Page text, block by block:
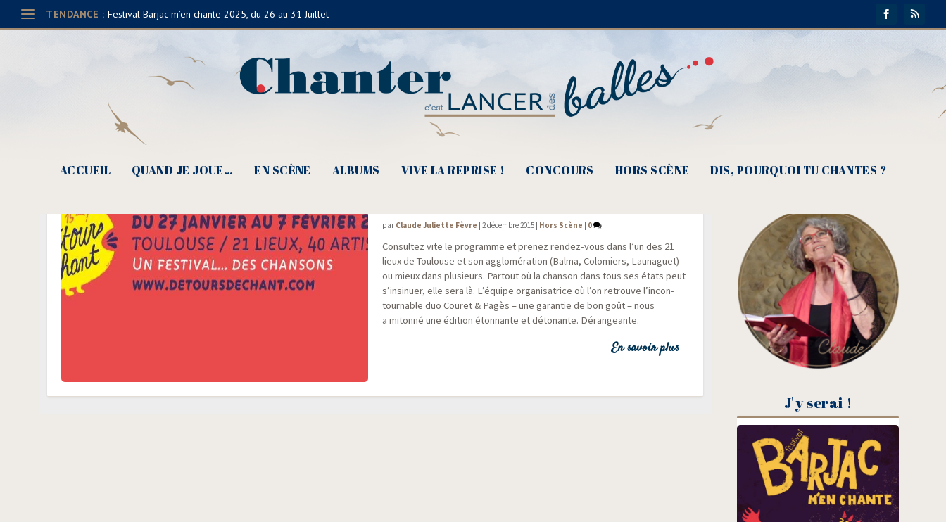
TENDANCE : Festival Barjac m’en chante 2025, du 26 au 31 Juillet
ACCUEIL QUAND JE JOUE… EN SCÈNE ALBUMS VIVE LA REPRISE ! CONCOURS HORS SCÈNE DIS, POURQUOI TU CHANTES ?
par Claude Juliette Fèvre |2 décembre 2015 Hors Scène 0
Consul­tez vite le pro­gramme et pre­nez ren­dez-vous dans l’un des 21
lieux de Tou­louse et son agglo­mé­ra­tion (Bal­ma, Colo­miers, Lau­na­guet)
ou mieux dans plu­sieurs. Par­tout où la chan­son dans tous ses états peut
s’insinuer, elle sera là. L’équipe orga­ni­sa­trice où l’on retrouve l’in­con­
tour­nable duo Cou­ret & Pagès – une garan­tie de bon goût – nous
a miton­né une édi­tion éton­nante et déto­nante. Dérangeante.
En savoir plus
J'y serai !